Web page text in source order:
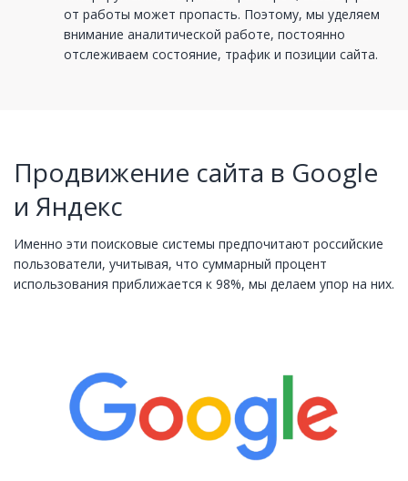
от работы может пропасть. Поэтому, мы уделяем
внимание аналитической работе, постоянно
отслеживаем состояние, трафик и позиции сайта.
Продвижение сайта в Google
и Яндекс
Именно эти поисковые системы предпочитают российские
пользователи, учитывая, что суммарный процент
использования приближается к 98%, мы делаем упор на них.